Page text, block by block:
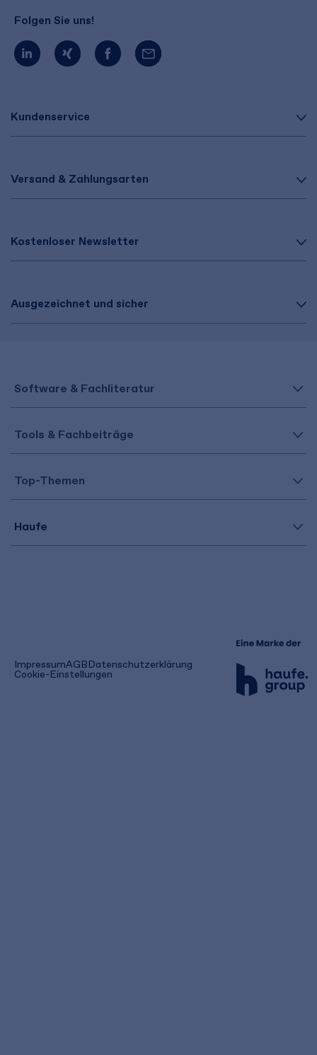
Kundenservice
Versand & Zahlungsarten
Kostenloser Newsletter
Ausgezeichnet und sicher
Folgen Sie uns!
Software & Fachliteratur
Tools & Fachbeiträge
Top-Themen
Haufe
ImpressumAGB(öffnet
in
einem
Datenschutzerklärung
Cookie-Einstellungen